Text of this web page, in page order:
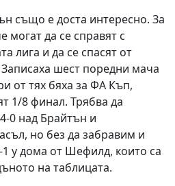
също е доста интересно. За
да се справят с
лига и да се спасят от
шест поредни мача
от тях бяха за ФА Къп,
1/8 финал. Трябва да
0 над Брайтън и
но без да забравим и
1 у дома от Шефилд, които са
на таблицата.